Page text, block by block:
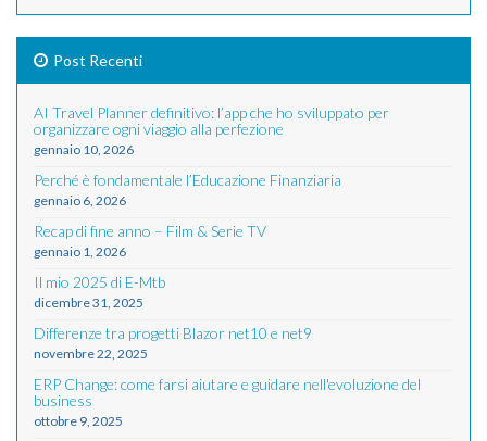
Post Recenti
AI Travel Planner definitivo: l’app che ho sviluppato per
organizzare ogni viaggio alla perfezione
gennaio 10, 2026
Perché è fondamentale l’Educazione Finanziaria
gennaio 6, 2026
Recap di fine anno – Film & Serie TV
gennaio 1, 2026
Il mio 2025 di E-Mtb
dicembre 31, 2025
Differenze tra progetti Blazor net10 e net9
novembre 22, 2025
ERP Change: come farsi aiutare e guidare nell'evoluzione del
business
ottobre 9, 2025